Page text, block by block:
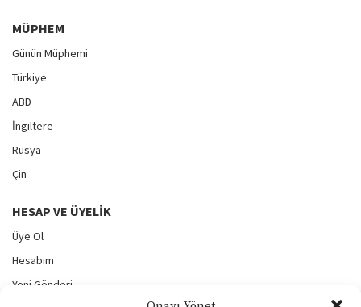
MÜPHEM
Günün Müphemi
Türkiye
ABD
İngiltere
Rusya
Çin
HESAP VE ÜYELIK
Üye Ol
Hesabım
Yeni Gönderi